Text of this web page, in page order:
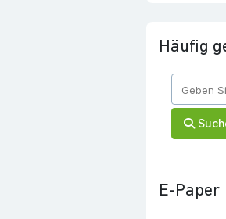
Häufig
E-Paper